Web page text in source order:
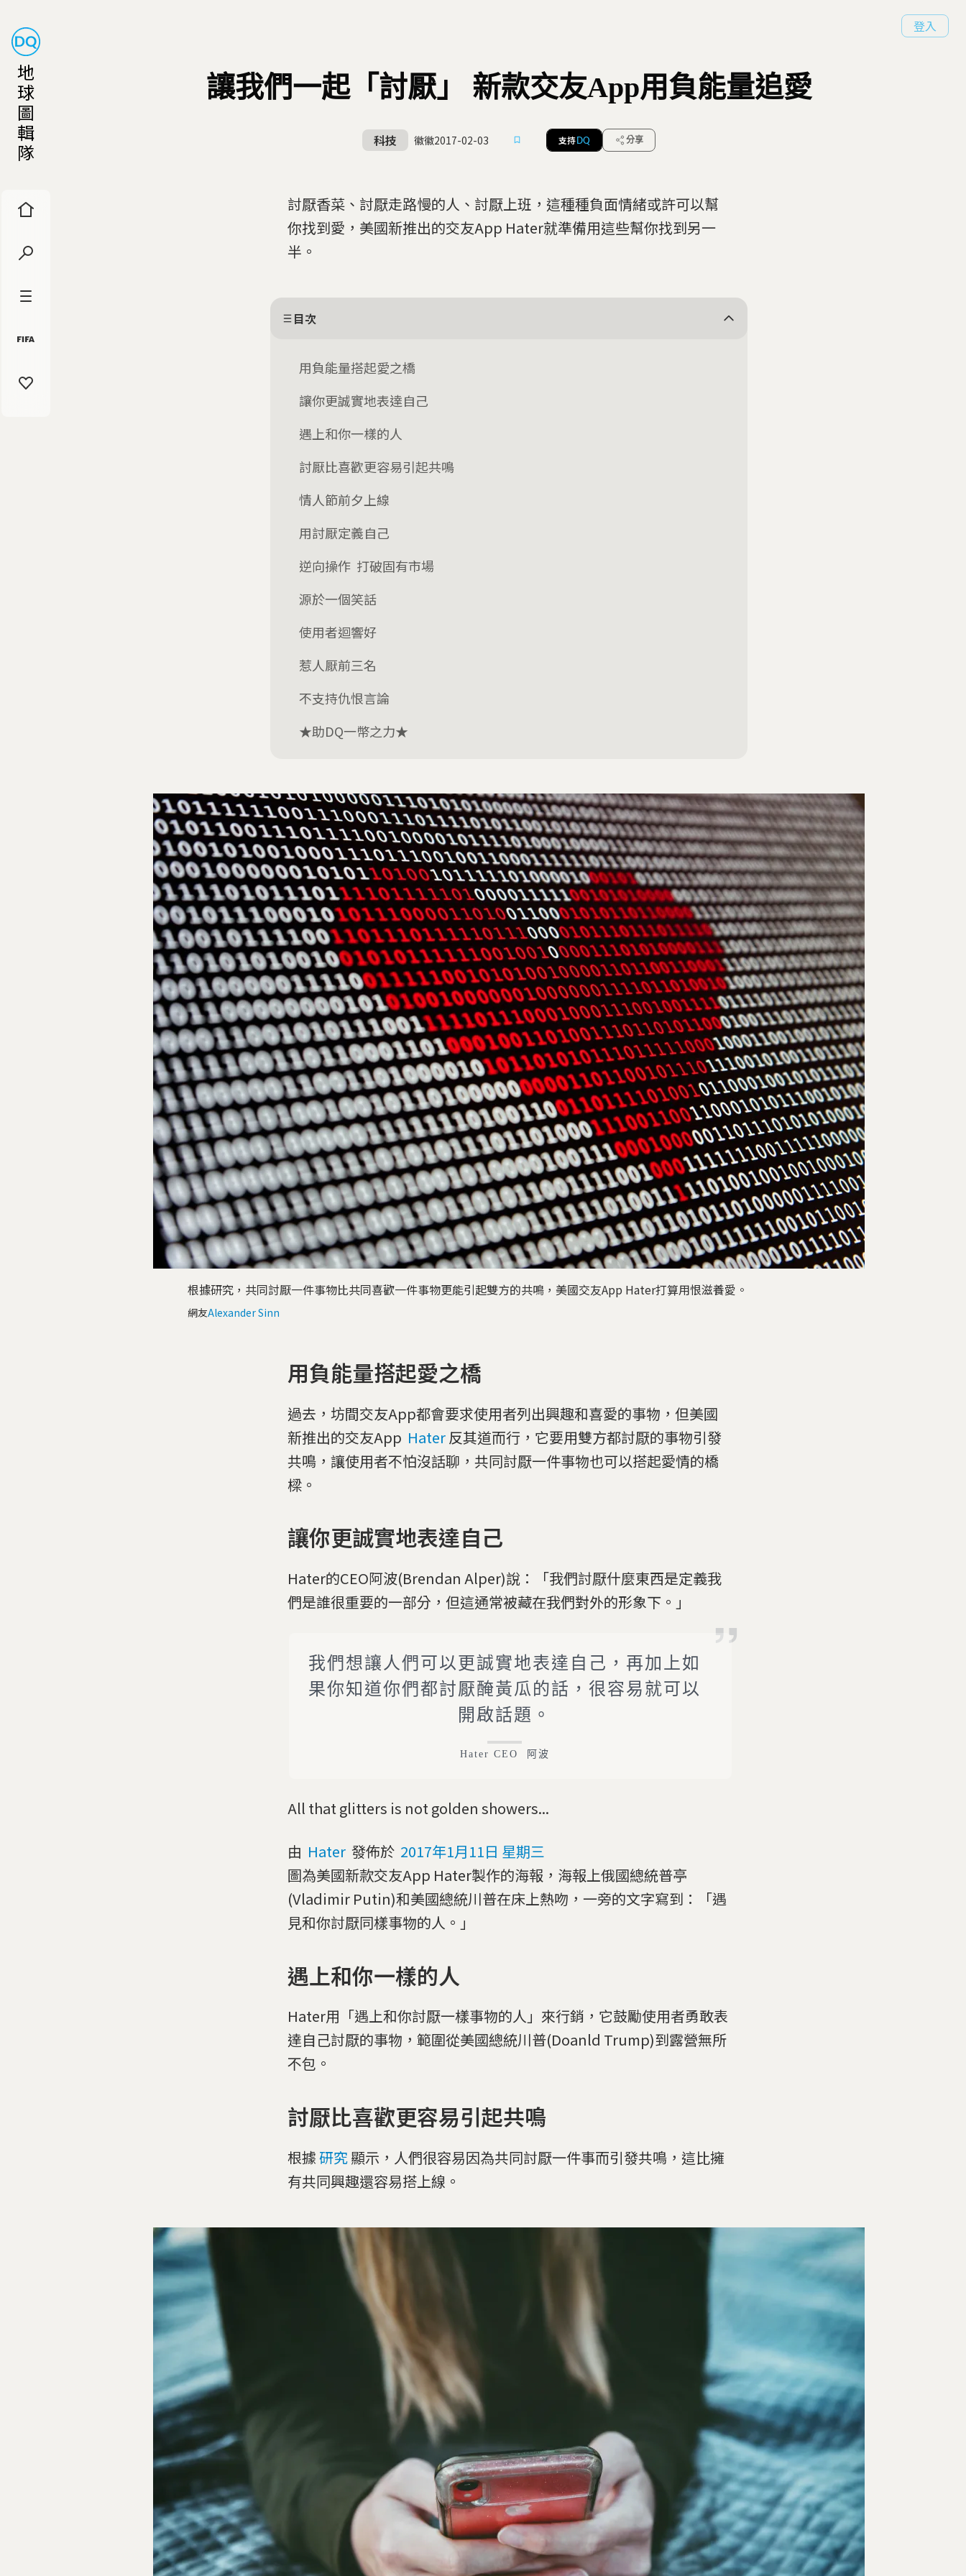
地
球
圖
輯
隊
登入
讓我們一起「討厭」 新款交友App用負能量追愛
科技 徽徽2017-02-03 支持 DQ 分享
討厭香菜、討厭走路慢的人、討厭上班，這種種負面情緒或許可以幫
你找到愛，美國新推出的交友App Hater就準備用這些幫你找到另一
半。
目次
用負能量搭起愛之橋
讓你更誠實地表達自己
遇上和你一樣的人
討厭比喜歡更容易引起共鳴
情人節前夕上線
用討厭定義自己
逆向操作 打破固有市場
源於一個笑話
使用者迴響好
惹人厭前三名
不支持仇恨言論
★助DQ一幣之力★
根據研究，共同討厭一件事物比共同喜歡一件事物更能引起雙方的共鳴，美國交友App Hater打算用恨滋養愛。
網友Alexander Sinn
用負能量搭起愛之橋
過去，坊間交友App都會要求使用者列出興趣和喜愛的事物，但美國
新推出的交友App Hater 反其道而行，它要用雙方都討厭的事物引發
共鳴，讓使用者不怕沒話聊，共同討厭一件事物也可以搭起愛情的橋
樑。
讓你更誠實地表達自己
Hater的CEO阿波(Brendan Alper)說：「我們討厭什麼東西是定義我
們是誰很重要的一部分，但這通常被藏在我們對外的形象下。」
我們想讓人們可以更誠實地表達自己，再加上如
果你知道你們都討厭醃黃瓜的話，很容易就可以
開啟話題。
Hater CEO 阿波
All that glitters is not golden showers...
由 Hater 發佈於 2017年1月11日 星期三
圖為美國新款交友App Hater製作的海報，海報上俄國總統普亭
(Vladimir Putin)和美國總統川普在床上熱吻，一旁的文字寫到：「遇
見和你討厭同樣事物的人。」
遇上和你一樣的人
Hater用「遇上和你討厭一樣事物的人」來行銷，它鼓勵使用者勇敢表
達自己討厭的事物，範圍從美國總統川普(Doanld Trump)到露營無所
不包。
討厭比喜歡更容易引起共鳴
根據研究顯示，人們很容易因為共同討厭一件事而引發共鳴，這比擁
有共同興趣還容易搭上線。